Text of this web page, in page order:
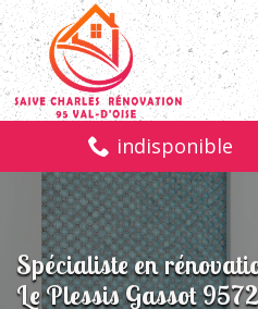
indisponible
Spécialiste en
Le Plessis Gassot